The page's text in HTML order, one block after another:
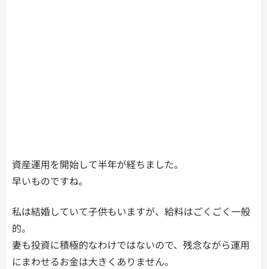
資産運用を開始して半年が経ちました。
早いものですね。
私は結婚していて子供もいますが、給料はごくごく一般
的。
妻も投資に積極的なわけではないので、残念ながら運用
にまわせるお金は大きくありません。